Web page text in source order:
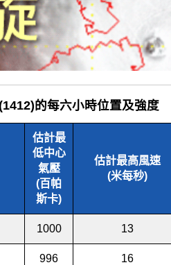
的每六小時位置及強度
估計最
低中心
氣壓
(百帕
斯卡)
估計最高風速
(米每秒)
1000 13
996 16